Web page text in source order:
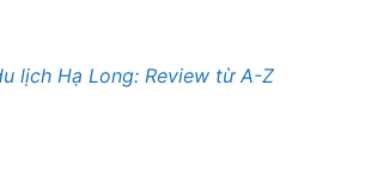
lịch Hạ Long: Review từ A-Z